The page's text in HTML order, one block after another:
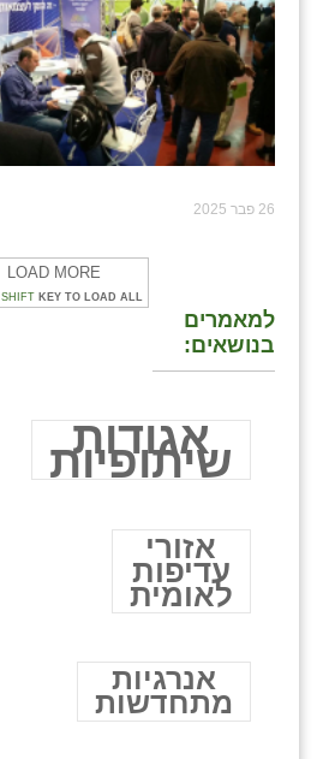
26 פבר 2025
LOAD MORE
SHIFT KEY TO LOAD ALL
למאמרים
בנושאים:
אגודות
שיתופיות
אזורי
עדיפות
לאומית
אנרגיות
מתחדשות